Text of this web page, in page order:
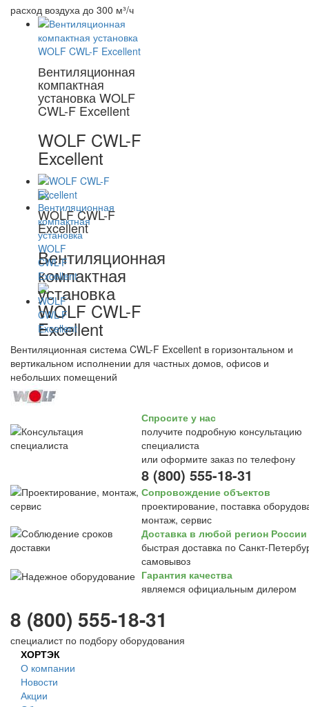
расход воздуха до 300 м³/ч
Вентиляционная
компактная
установка WOLF
CWL-F Excellent
WOLF CWL-F
Excellent
WOLF CWL-F
Excellent
Вентиляционная
компактная
установка
WOLF CWL-F
Excellent
Вентиляционная система CWL-F Excellent в горизонтальном и
вертикальном исполнении для частных домов, офисов и
небольших помещений
Спросите у нас
получите подробную консультацию
специалиста
или оформите заказ по телефону
8 (800) 555-18-31
Сопровождение объектов
проектирование, поставка
монтаж, сервис
Доставка в любой регион России
быстрая доставка по Санкт-
самовывоз
Гарантия качества
являемся официальным дилером
8 (800) 555-18-31
специалист по подбору оборудования
ХОРТЭК
О компании
Новости
Акции